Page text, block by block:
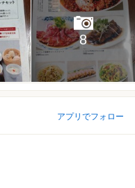
8
アプリでフォロー